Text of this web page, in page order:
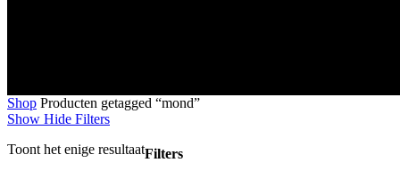
Shop Producten getagged “mond”
Show Hide Filters
Toont het enige resultaatFilters